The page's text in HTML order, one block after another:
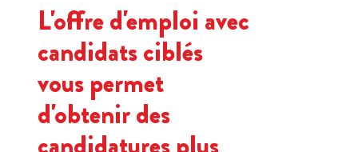
L'offre d'emploi avec
candidats ciblés
vous permet
d'obtenir des